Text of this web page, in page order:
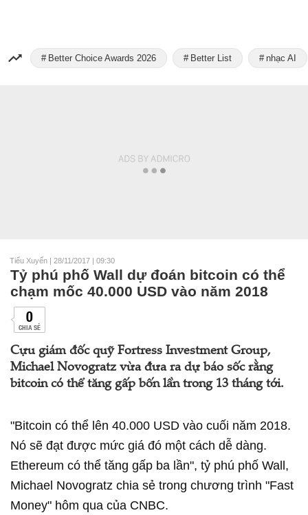
Better Choice Awards 2026 Better List nhạc AI
Tiểu Xuyến | 28/11/2017 | 09:30
Tỷ phú phố Wall dự đoán bitcoin có thể
chạm mốc 40.000 USD vào năm 2018
0
CHIA SẺ
Cựu giám đốc quỹ Fortress Investment Group,
Michael Novogratz vừa đưa ra dự báo sốc rằng
bitcoin có thể tăng gấp bốn lần trong 13 tháng tới.
"Bitcoin có thể lên 40.000 USD vào cuối năm 2018.
Nó sẽ đạt được mức giá đó một cách dễ dàng.
Ethereum có thể tăng gấp ba lần", tỷ phú phố Wall,
Michael Novogratz chia sẻ trong chương trình "Fast
Money" hôm qua của CNBC.